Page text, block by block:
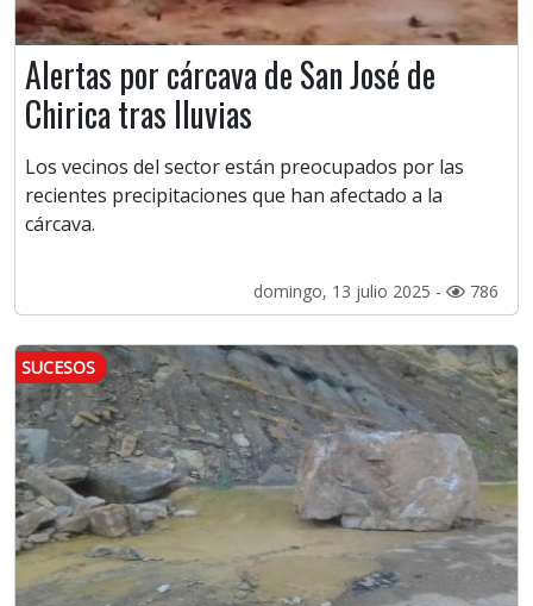
Alertas por cárcava de San José de
Chirica tras lluvias
Los vecinos del sector están preocupados por las
recientes precipitaciones que han afectado a la
cárcava.
domingo, 13 julio 2025 - 786
SUCESOS